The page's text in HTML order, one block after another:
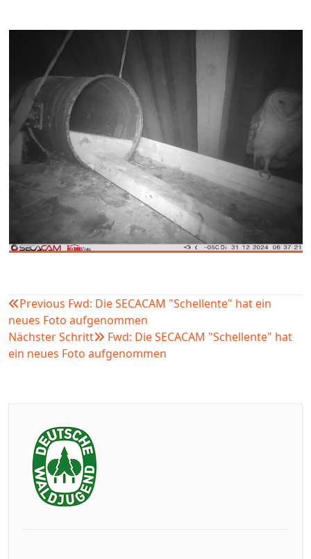
Beitragsnavigation
Previous Fwd: Die SECACAM "Schellente" hat ein
neues Foto aufgenommen
Nächster Schritt
Fwd: Die SECACAM "Schellente" hat
ein neues Foto aufgenommen